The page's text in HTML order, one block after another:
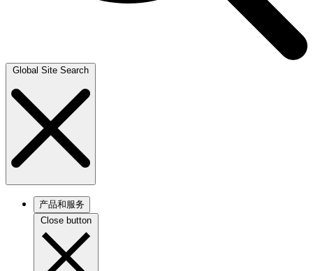
Global Site Search
产品和服务
Close button